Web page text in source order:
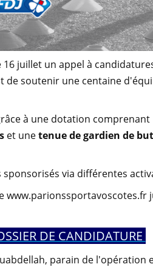
juillet un appel à
soutenir une centaine
à une dotation comprenant
et unetenue de gardien de
via différentes
www.parionssportavoscotes.fr
DE CANDIDATURE
parain de